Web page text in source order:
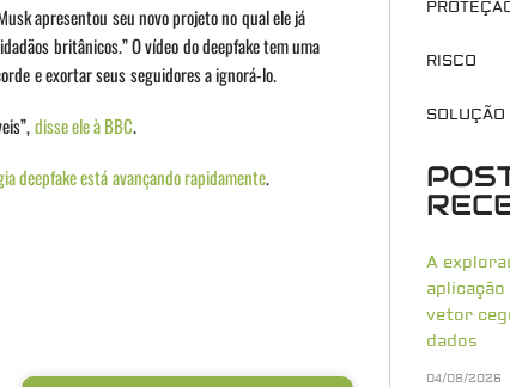
apresentou seu novo projeto no qual ele já
britânicos.” O vídeo do deepfake tem uma
e exortar seus seguidores a ignorá-lo.
disse ele à BBC.
deepfake está avançando rapidamente.
RISCO
SOLUÇÃO
A
aplicação
vetor
dados
04/08/2026